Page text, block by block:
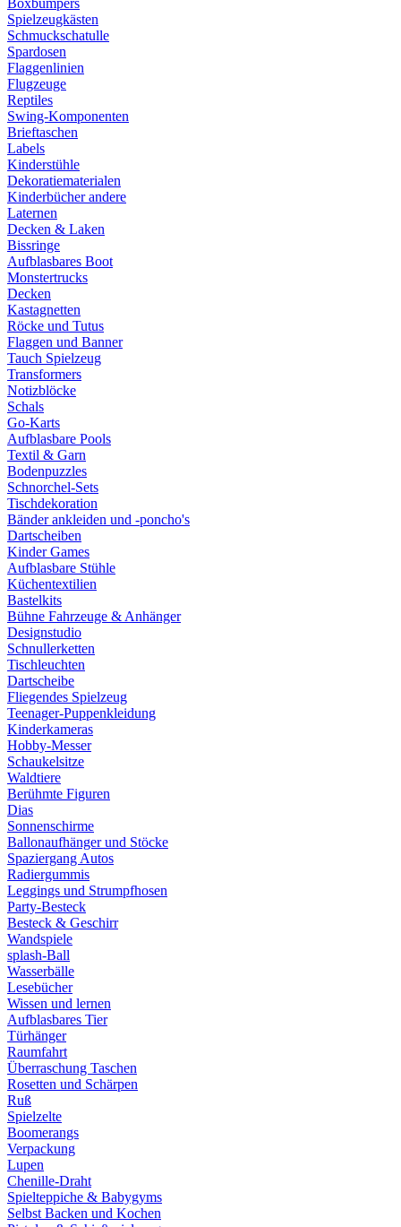
Boxbumpers
Spielzeugkästen
Schmuckschatulle
Spardosen
Flaggenlinien
Flugzeuge
Reptiles
Swing-Komponenten
Brieftaschen
Labels
Kinderstühle
Dekoratiematerialen
Kinderbücher andere
Laternen
Decken & Laken
Bissringe
Aufblasbares Boot
Monstertrucks
Decken
Kastagnetten
Röcke und Tutus
Flaggen und Banner
Tauch Spielzeug
Transformers
Notizblöcke
Schals
Go-Karts
Aufblasbare Pools
Textil & Garn
Bodenpuzzles
Schnorchel-Sets
Tischdekoration
Bänder ankleiden und -poncho's
Dartscheiben
Kinder Games
Aufblasbare Stühle
Küchentextilien
Bastelkits
Bühne Fahrzeuge & Anhänger
Designstudio
Schnullerketten
Tischleuchten
Dartscheibe
Fliegendes Spielzeug
Teenager-Puppenkleidung
Kinderkameras
Hobby-Messer
Schaukelsitze
Waldtiere
Berühmte Figuren
Dias
Sonnenschirme
Ballonaufhänger und Stöcke
Spaziergang Autos
Radiergummis
Leggings und Strumpfhosen
Party-Besteck
Besteck & Geschirr
Wandspiele
splash-Ball
Wasserbälle
Lesebücher
Wissen und lernen
Aufblasbares Tier
Türhänger
Raumfahrt
Überraschung Taschen
Rosetten und Schärpen
Ruß
Spielzelte
Boomerangs
Verpackung
Lupen
Chenille-Draht
Spielteppiche & Babygyms
Selbst Backen und Kochen